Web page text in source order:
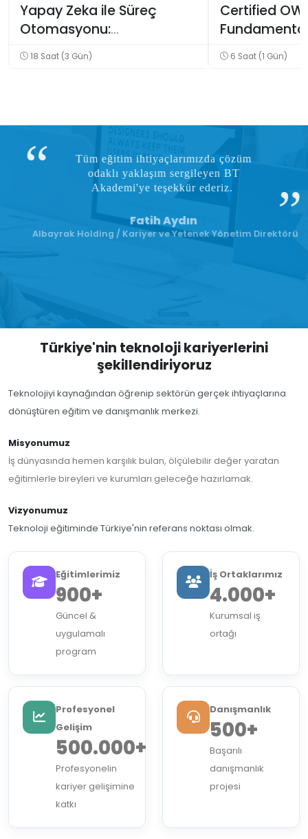
Yapay Zeka ile Süreç
Otomasyonu:
Operasyonel Verimlilik
Eğitimi
18 Saat (3 Gün)
Certified
6 Saat (1 Gün)
Tüm eğitim ihtiyaçlarımızda çözüm
odaklı yaklaşım sergileyen BT
Akademi'ye teşekkür ederiz.
Fatih Aydın
Albayrak Holding / Kariyer ve Yetenek Yönetim Direktörü
Türkiye'nin teknoloji kariyerlerini
şekillendiriyoruz
Teknolojiyi kaynağından öğrenip sektörün gerçek ihtiyaçlarına
dönüştüren eğitim ve danışmanlık merkezi.
Misyonumuz
İş dünyasında hemen karşılık bulan, ölçülebilir değer yaratan
eğitimlerle bireyleri ve kurumları geleceğe hazırlamak.
Vizyonumuz
Teknoloji eğitiminde Türkiye'nin referans noktası olmak.
Eğitimlerimiz
900+
Güncel &
uygulamalı
program
İş Ortaklarımız
4.000+
Kurumsal iş
ortağı
Profesyonel
Gelişim
500.000+
Profesyonelin
kariyer gelişimine
katkı
Danışmanlık
500+
Başarılı
danışmanlık
projesi